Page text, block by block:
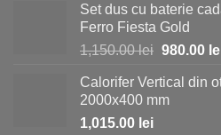
fost:
1,150.00
Set dus cu baterie
Ferro Fiesta Gold
1,150.00lei Prețul
a
fost:
980.00
Calorifer Vertical din
2000x400 mm
1,015.00 lei